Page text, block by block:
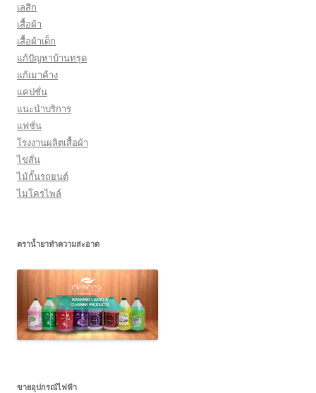
เลสิก
เสื้อผ้า
เสื้อผ้าเด็ก
แก้ปัญหาบ้านทรุด
แก้เมาค้าง
แคปชั่น
แนะนำบริการ
แฟชั่น
โรงงานผลิตเสื้อผ้า
ไข่สั่น
ไม้กั้นรถยนต์
ไมโครไพล์
ตราน้ำยาทำความสะอาด
ขายอุปกรณ์ไฟฟ้า